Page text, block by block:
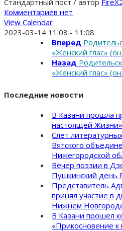
Комментариев нет
View Calendar
2023-03-14 11:08 - 11:08
Вперед
«Женский глас»
Назад
«Женский глас»
Последние новости
В Казани прошла
настоящей Жизни»
Слет
Вятского
Нижегородской
Вечер поэзии в
Пушкинский день
Представитель
принял участие в
Нижнем
В Казани прошел
«Прикосновение к